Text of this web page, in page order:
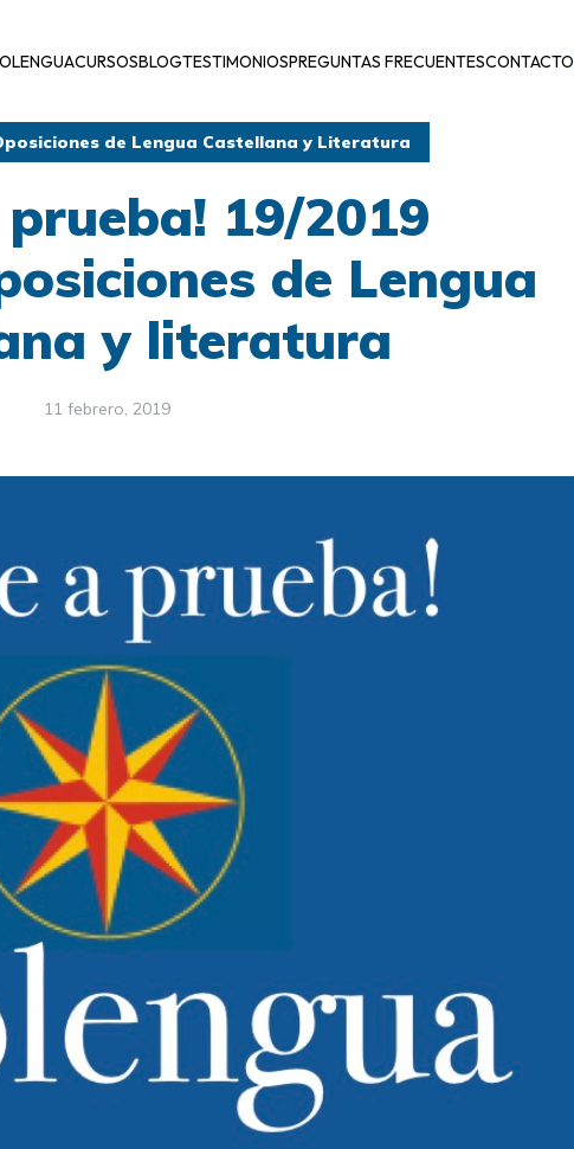
CURSOSBLOGTESTIMONIOSPREGUNTAS FRECUENTESCONTACTO
de Lengua Castellana y Literatura
prueba! 19/2019
de Lengua
y literatura
11 febrero, 2019